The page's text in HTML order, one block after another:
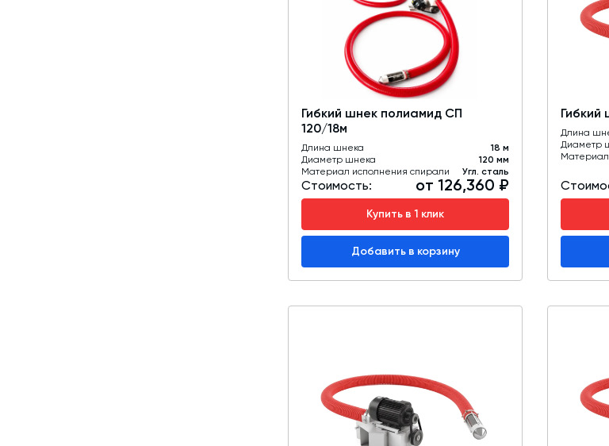
Гибкий шнек полиамид СП
120/18м
Длина шнека
18 м
Диаметр шнека
120 мм
Материал исполнения спирали
Угл. сталь
Стоимость: от 126,360 ₽
Купить в 1 клик
Добавить в корзину
Гибкий
Длина
Диаметр